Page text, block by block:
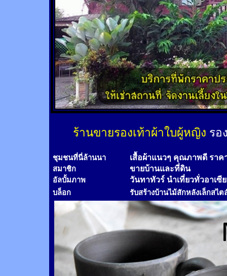
ร้านขายรองเท้าผ้าใบผู้หญิง รอ
ชุมชนที่นี่ล้านนา เสื้อผ้าแนวๆ คุณภาพดี ราค
สมาชิก ขายบ้านและที่ดิน
อัลบั้มภาพ วันทาทัวร์ นำเที่ยวทั่วอาเซี
บล็อก รับสร้างบ้านไม้สักหลังเล็กสไต